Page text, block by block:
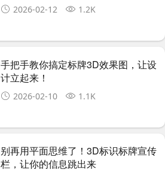
2026-02-12 1.2K
手把手教你搞定标牌3D效果图，让设
计立起来！
2026-02-10 1.1K
别再用平面思维了！3D标识标牌宣传
栏，让你的信息跳出来